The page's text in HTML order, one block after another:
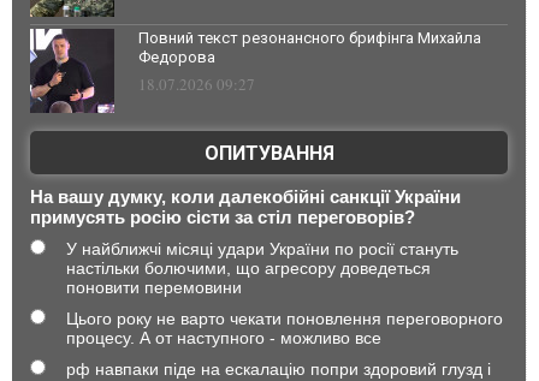
Повний текст резонансного брифінга Михайла
Федорова
18.07.2026 09:27
ОПИТУВАННЯ
На вашу думку, коли далекобійні санкції України
примусять росію сісти за стіл переговорів?
У найближчі місяці удари України по росії стануть
настільки болючими, що агресору доведеться
поновити перемовини
Цього року не варто чекати поновлення переговорного
процесу. А от наступного - можливо все
рф навпаки піде на ескалацію попри здоровий глузд і